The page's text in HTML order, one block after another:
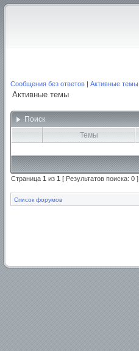
Сообщения без ответов | Активные темы
Активные темы
Поиск
Темы
Страница 1 из 1 [ Результатов поиска: 0 ]
Список форумов